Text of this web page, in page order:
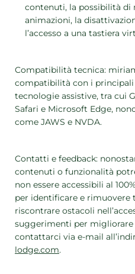
contenuti, la possibilità di
animazioni, la
l’accesso a una tastiera
Compatibilità tecnica:
compatibilità con i
tecnologie assistive, tra cui
Safari e Microsoft Edge,
come JAWS e NVDA.
Contatti e feedback:
contenuti o funzionalità
non essere accessibili al
per identificare e rimuovere
riscontrare ostacoli
suggerimenti per migliorare
contattarci via e-mail
lodge.com.